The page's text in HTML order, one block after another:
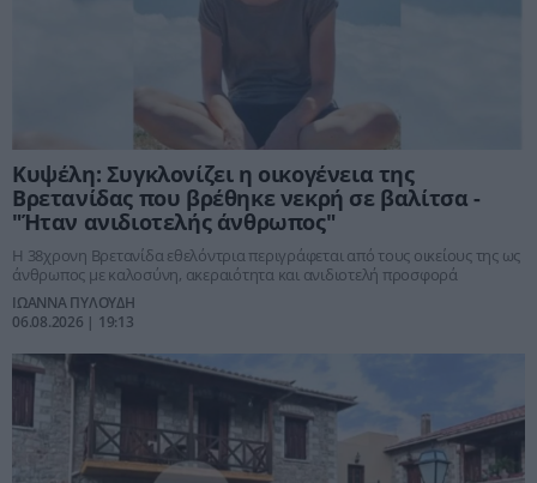
Κυψέλη: Συγκλονίζει η οικογένεια της
Βρετανίδας που βρέθηκε νεκρή σε βαλίτσα -
"Ήταν ανιδιοτελής άνθρωπος"
Η 38χρονη Βρετανίδα εθελόντρια περιγράφεται από τους οικείους της ως
άνθρωπος με καλοσύνη, ακεραιότητα και ανιδιοτελή προσφορά
ΙΩΑΝΝΑ ΠΥΛΟΥΔΗ
06.08.2026 | 19:13